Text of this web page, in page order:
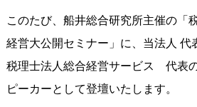
このたび、船井総合研究所主催の「
経営大公開セミナー」に、当法人 代
税理士法人総合経営サービス 代表
ピーカーとして登壇いたします。